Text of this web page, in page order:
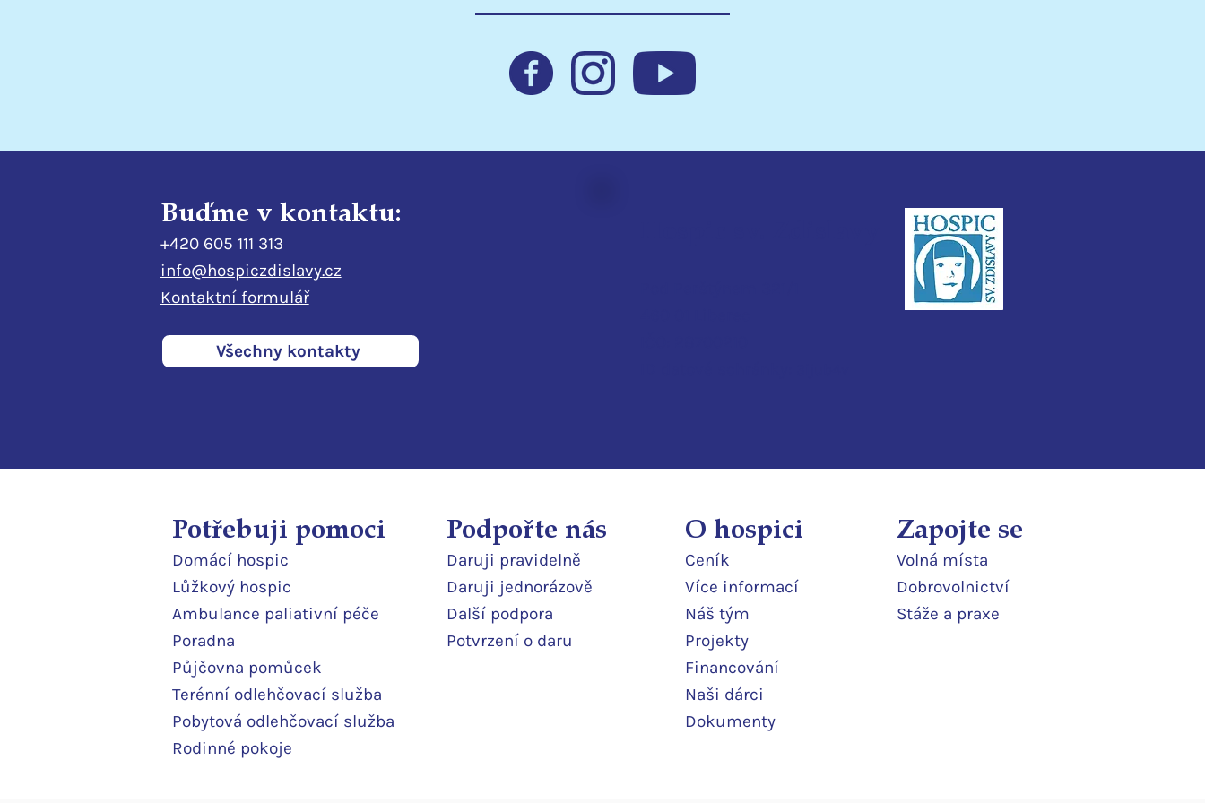
Buďme v kontaktu:
+420 605 111 313
info@hospiczdislavy.cz
Kontaktní formulář
Všechny kontakty
Potřebuji pomoci
Domácí hospic
Lůžkový hospic
Ambulance paliativní péče
Poradna
Půjčovna pomůcek
Terénní odlehčovací služba
Pobytová odlehčovací služba
Rodinné pokoje
Podpořte nás
Daruji pravidelně
Daruji jednorázově
Další podpora
Potvrzení o daru
O hospici
Ceník
Více informací
Náš tým
Projekty
Financování
Naši dárci
Dokumenty
Zapojte se
Volná místa
Dobrovolnictví
Stáže a praxe